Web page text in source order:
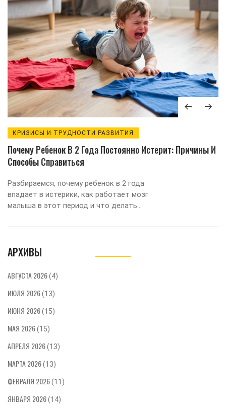
КРИЗИСЫ И ТРУДНОСТИ РАЗВИТИЯ
Почему Ребенок В 2 Года Постоянно Истерит: Причины И
Способы Справиться
Разбираемся, почему ребенок в 2 года
впадает в истерики, как работает мозг
малыша в этот период и что делать
АРХИВЫ
АВГУСТА 2026(4)
ИЮЛЯ 2026(13)
ИЮНЯ 2026(15)
МАЯ 2026(15)
АПРЕЛЯ 2026(13)
МАРТА 2026(13)
ФЕВРАЛЯ 2026(11)
ЯНВАРЯ 2026(14)